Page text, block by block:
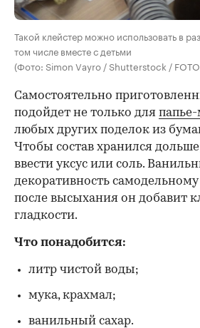
Такой клейстер можно использовать в
том числе вместе с детьми
(Фото: Simon Vayro / Shutterstock /
Самостоятельно
подойдет не только для
любых других поделок из
Чтобы состав хранился
ввести уксус или соль.
декоративность
после высыхания он добавит
гладкости.
Что понадобится:
литр чистой воды;
мука, крахмал;
ванильный сахар.